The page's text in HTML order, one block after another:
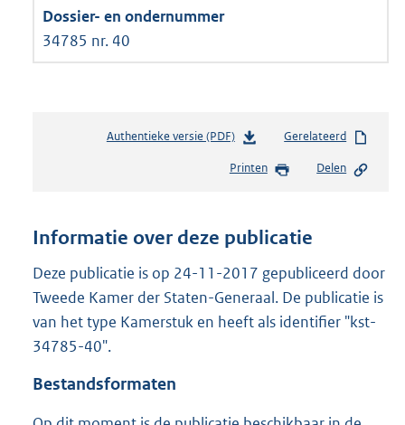
34785 nr. 40
Authentieke versie (PDF)b
s
n
s
r
o
:
Gerelateerd
Printen Delen
Informatie over deze publicatie
Deze publicatie is op 24-11-2017 gepubliceerd door
Tweede Kamer der Staten-Generaal. De publicatie is
van het type Kamerstuk en heeft als identifier "kst-
34785-40".
Bestandsformaten